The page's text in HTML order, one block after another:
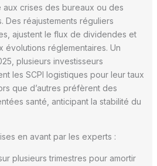
aux crises des bureaux ou des
Des réajustements réguliers
ajustent le flux de dividendes et
évolutions réglementaires. Un
plusieurs investisseurs
les SCPI logistiques pour leur taux
que d’autres préfèrent des
santé, anticipant la stabilité du
en avant par les experts :
plusieurs trimestres pour amortir